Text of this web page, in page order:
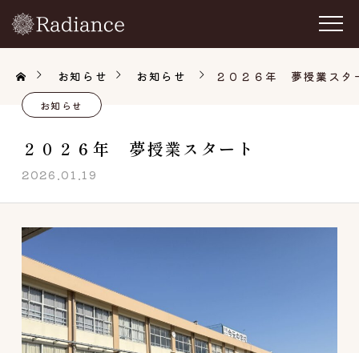
お知らせ お知らせ ２０２６年 夢授業スタ
お知らせ
２０２６年 夢授業スタート
2026.01.19